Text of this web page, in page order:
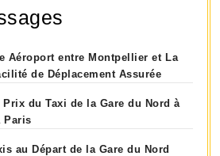
Aéroport entre Montpellier et La
de Déplacement Assurée
du Taxi de la Gare du Nord à
Paris
au Départ de la Gare du Nord